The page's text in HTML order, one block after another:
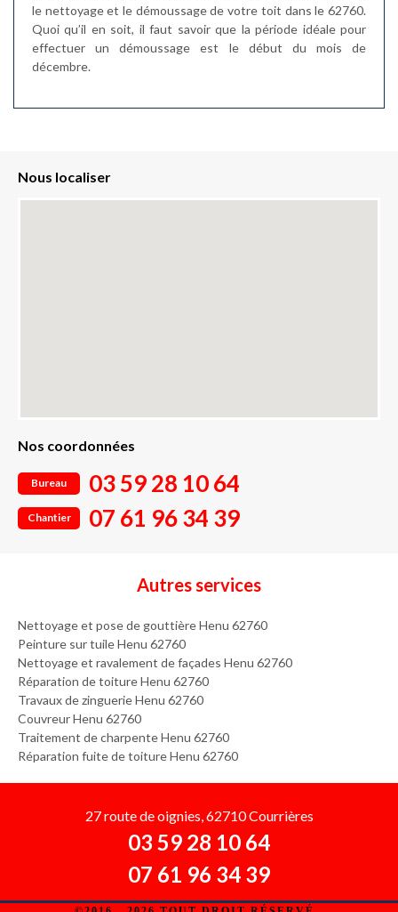
le nettoyage et le démoussage de votre toit dans le 62760.
Quoi qu’il en soit, il faut savoir que la période idéale pour
effectuer un démoussage est le début du mois de
décembre.
Nous localiser
Nos coordonnées
Bureau 03 59 28 10 64
Chantier 07 61 96 34 39
Autres services
Nettoyage et pose de gouttière Henu 62760
Peinture sur tuile Henu 62760
Nettoyage et ravalement de façades Henu 62760
Réparation de toiture Henu 62760
Travaux de zinguerie Henu 62760
Couvreur Henu 62760
Traitement de charpente Henu 62760
Réparation fuite de toiture Henu 62760
27 route de oignies, 62710 Courrières
03 59 28 10 64
07 61 96 34 39